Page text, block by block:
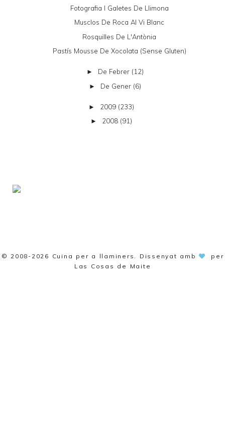
Fotografia I Galetes De Llimona
Musclos De Roca Al Vi Blanc
Rosquilles De L'Antònia
Pastís Mousse De Xocolata (sense Gluten)
► De Febrer (12)
► De Gener (6)
► 2009 (233)
► 2008 (91)
© 2008-2026 Cuina per a llaminers . Dissenyat amb
per
Las Cosas de Maite